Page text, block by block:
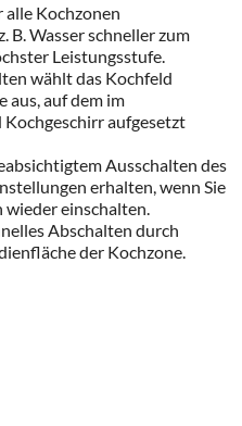
Kochzonen
B. Wasser schneller zum
Leistungsstufe.
wählt das Kochfeld
aus, auf dem im
aufgesetzt
Ausschalten des
erhalten, wenn Sie
einschalten.
Abschalten durch
der Kochzone.